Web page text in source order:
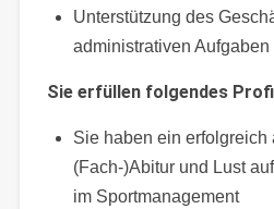
Unterstützung des
administrativen Aufgaben
Sie erfüllen folgendes
Sie haben ein erfolgreich
(Fach-)Abitur und Lust
im Sportmanagement